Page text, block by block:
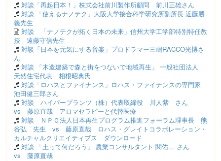
対談「再起日本！」株式会社前川製作所顧問 前川正雄さん
対談 「使えるナノテク」大阪大学接合科学研究所副所長 近藤勝
義先生
対談 「ナノテクが拓く日本の未来」信州大学工学部特別特任教
授 遠藤守信先生
対談「日本を元気にする音楽」プロドラマー三嶋RACCO光博さ
ん
対談 「木造建築で森と街をつないで地域再生」 一般社団法人
天然住宅代表 相根昭典氏
対談「ロハスとファイナンス」ロハス・ファイナンスの専門家
池田健三郎さん
対談 ハイパープランツ（株）代表取締役 川人紫 さん
vs 藤原直哉 アロマセラピーと代替医療
対談 ＮＰＯ法人日本再生プログラム推進フォーラム理事長 熊
谷弘 先生 vs 藤原直哉 ロハス・グレイトコラボレーション・
カルチャルクリエイティブス ダウンロード
対談 「土って何だろう」 農業コンサルタント 関佑二 さん
vs 藤原直哉